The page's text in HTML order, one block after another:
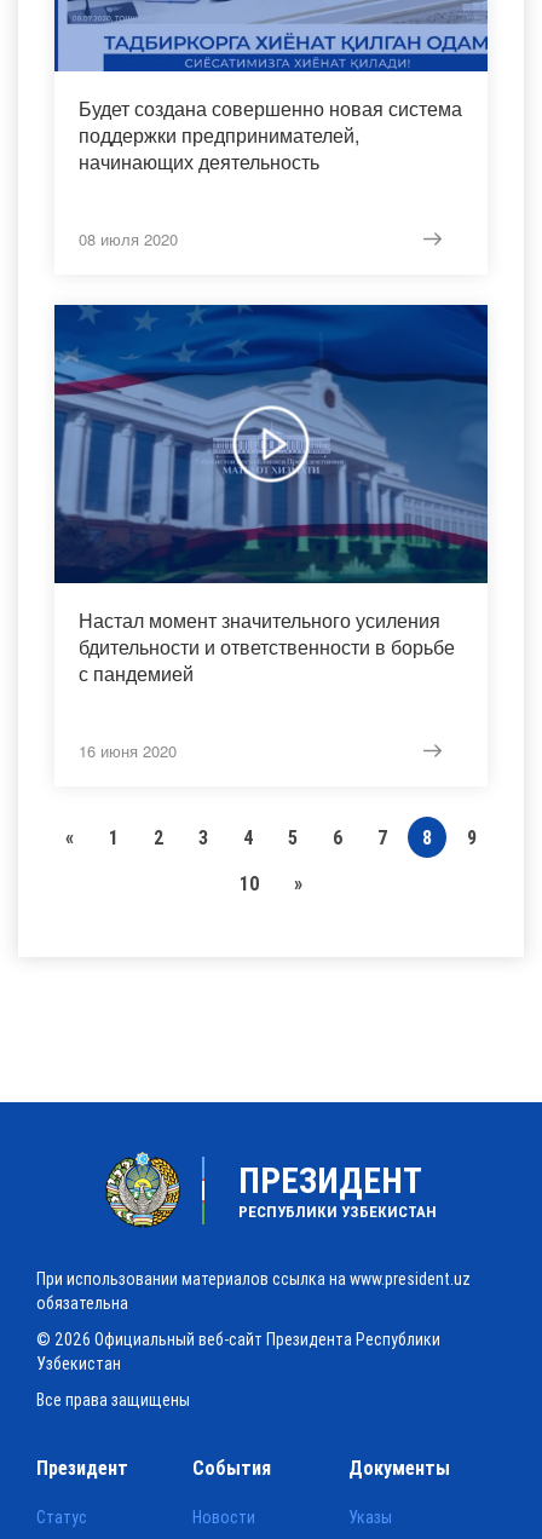
Будет создана совершенно новая система
поддержки предпринимателей,
начинающих деятельность
08 июля 2020
Настал момент значительного усиления
бдительности и ответственности в борьбе
с пандемией
16 июня 2020
« 1 2 3 4 5 6 7 8
9
10
»
ПРЕЗИДЕНТ
РЕСПУБЛИКИ УЗБЕКИСТАН
При использовании материалов ссылка на www.president.uz
обязательна
© 2026 Официальный веб-сайт Президента Республики
Узбекистан
Все права защищены
Президент
Статус
События
Новости
Документы
Указы